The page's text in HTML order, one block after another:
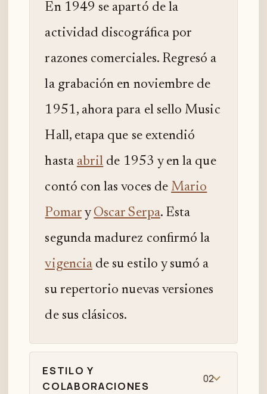
En 1949 se apartó de la
actividad discográfica por
razones comerciales. Regresó a
la grabación en noviembre de
1951, ahora para el sello Music
Hall, etapa que se extendió
hasta abril de 1953 y en la que
contó con las voces de Mario
Pomary Oscar Serpa. Esta
segunda madurez confirmó la
vigencia de su estilo y sumó a
su repertorio nuevas versiones
de sus clásicos.
ESTILO Y
COLABORACIONES
02